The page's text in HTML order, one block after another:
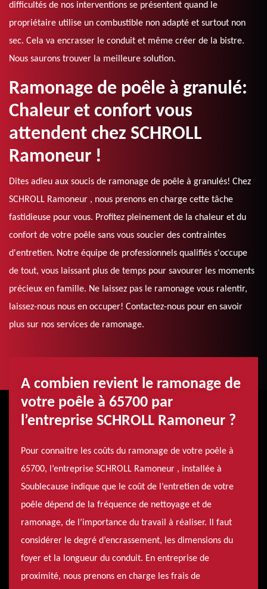
difficultés de nos interventions se présentent quand le
propriétaire utilise un combustible non adapté et surtout non
sec. Cela va encrasser le conduit et même créer de la bistre.
Nous saurons trouver la meilleure solution.
Ramonage de poêle à granulé:
Chaleur et confort vous
attendent chez SCHROLL
Ramoneur !
Dites adieu aux soucis de ramonage de poêle à granulés! Chez
SCHROLL Ramoneur , nous prenons en charge cette tâche
fastidieuse pour vous. Profitez pleinement de la chaleur et du
confort de votre poêle sans vous soucier des contraintes
d'entretien. Notre équipe de professionnels qualifiés s'occupe
de tout, vous laissant plus de temps pour savourer les moments
précieux en famille. Ne laissez pas le ramonage vous ralentir,
laissez-nous nous en occuper! Contactez-nous pour en savoir
plus sur nos services de ramonage.
A combien revient le ramonage de
votre poêle à 65700 par
l’entreprise SCHROLL Ramoneur ?
Pour connaitre les coûts du ramonage de votre poêle à
65700, l’entreprise SCHROLL Ramoneur , installée à
Soublecause indique que le coût de l’entretien de votre
poêle dépend de la fréquence de nettoyage et de
ramonage, de l’importance du travail à réaliser. Il faut
considérer le degré d’encrassement, les dimensions du
foyer et la longueur du conduit. En entreprise de
proximité, nous prenons en charge les frais de